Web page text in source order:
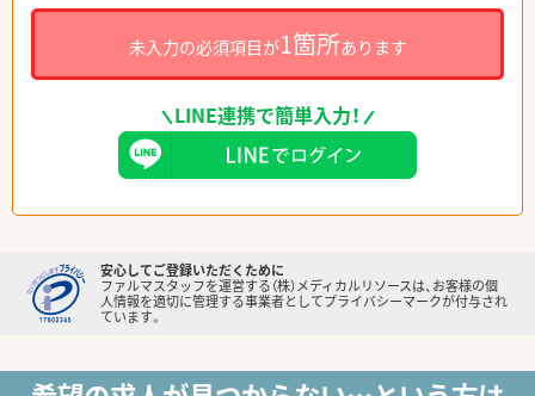
未入力の必須項目が1箇所あります
LINE連携で簡単入力！
安心してご登録いただくために
ファルマスタッフを運営する（株）メディカルリソースは、お客様の個
人情報を適切に管理する事業者としてプライバシーマークが付与され
ています。